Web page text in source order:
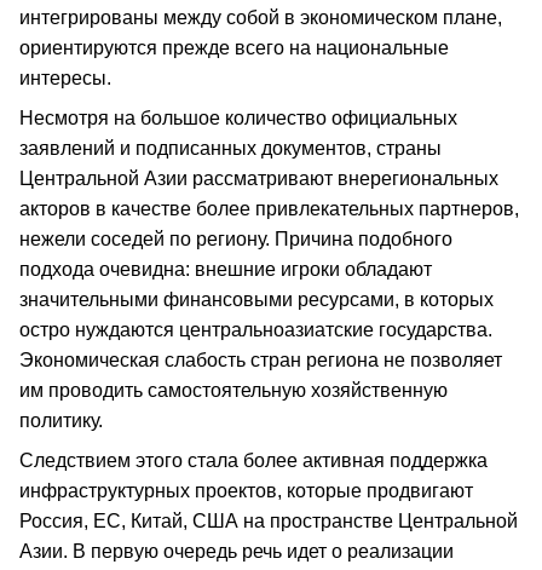
интегрированы между собой в экономическом плане,
ориентируются прежде всего на национальные
интересы.
Несмотря на большое количество официальных
заявлений и подписанных документов, страны
Центральной Азии рассматривают внерегиональных
акторов в качестве более привлекательных партнеров,
нежели соседей по региону. Причина подобного
подхода очевидна: внешние игроки обладают
значительными финансовыми ресурсами, в которых
остро нуждаются центральноазиатские государства.
Экономическая слабость стран региона не позволяет
им проводить самостоятельную хозяйственную
политику.
Следствием этого стала более активная поддержка
инфраструктурных проектов, которые продвигают
Россия, ЕС, Китай, США на пространстве Центральной
Азии. В первую очередь речь идет о реализации